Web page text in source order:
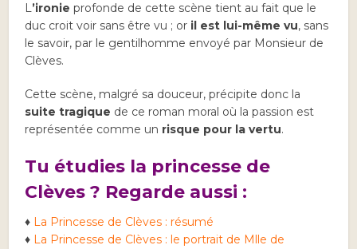
L’ironie profonde de cette scène tient au fait que le
duc croit voir sans être vu ; or il est lui-même vu, sans
le savoir, par le gentilhomme envoyé par Monsieur de
Clèves.
Cette scène, malgré sa douceur, précipite donc la
suite tragique de ce roman moral où la passion est
représentée comme un risque pour la vertu.
Tu étudies la princesse de
Clèves ? Regarde aussi :
♦ La Princesse de Clèves : résumé
♦ La Princesse de Clèves : le portrait de Mlle de